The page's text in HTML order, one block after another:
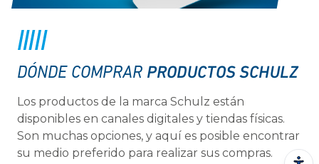
DÓNDE COMPRAR PRODUCTOS SCHULZ
Los productos de la marca Schulz están
disponibles en canales digitales y tiendas físicas.
Son muchas opciones, y aquí es posible encontrar
su medio preferido para realizar sus compras.